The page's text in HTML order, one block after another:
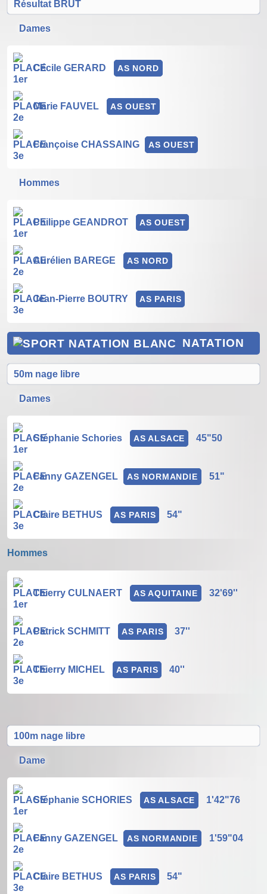
Résultat BRUT
Dames
Cécile GERARD AS NORD
Marie FAUVEL AS OUEST
Françoise CHASSAING AS OUEST
Hommes
Philippe GEANDROT AS OUEST
Aurélien BAREGE AS NORD
Jean-Pierre BOUTRY AS PARIS
NATATION
50m nage libre
Dames
Stéphanie Schories AS ALSACE 45"50
Fanny GAZENGEL AS NORMANDIE 51"
Claire BETHUS AS PARIS 54"
Hommes
Thierry CULNAERT AS AQUITAINE 32'69''
Patrick SCHMITT AS PARIS 37''
Thierry MICHEL AS PARIS 40''
100m nage libre
Dame
Stéphanie SCHORIES AS ALSACE 1'42"76
Fanny GAZENGEL AS NORMANDIE 1'59"04
Claire BETHUS AS PARIS 54"